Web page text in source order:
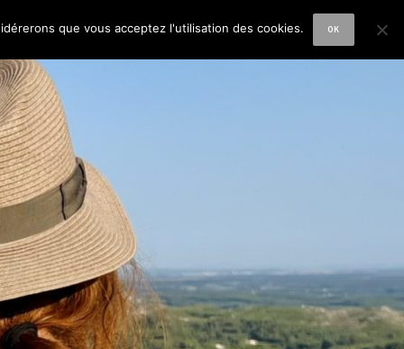
que vous acceptez l'utilisation des cookies. OK